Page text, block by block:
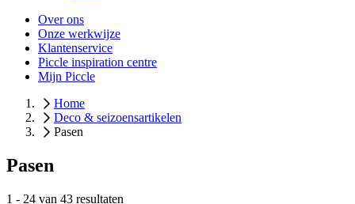
Over ons
Onze werkwijze
Klantenservice
Piccle inspiration centre
Mijn Piccle
Home
Deco & seizoensartikelen
Pasen
Pasen
1 - 24 van 43 resultaten